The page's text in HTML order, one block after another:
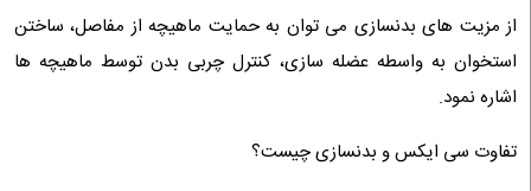
از مزیت های بدنسازی می توان به حمایت ماهیچه از مفاصل، ساختن
استخوان به واسطه عضله سازی، کنترل چربی بدن توسط ماهیچه ها
اشاره نمود.
تفاوت سی ایکس و بدنسازی چیست؟